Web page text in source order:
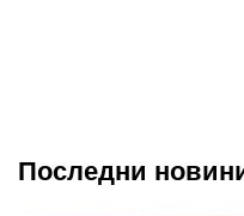
Последни